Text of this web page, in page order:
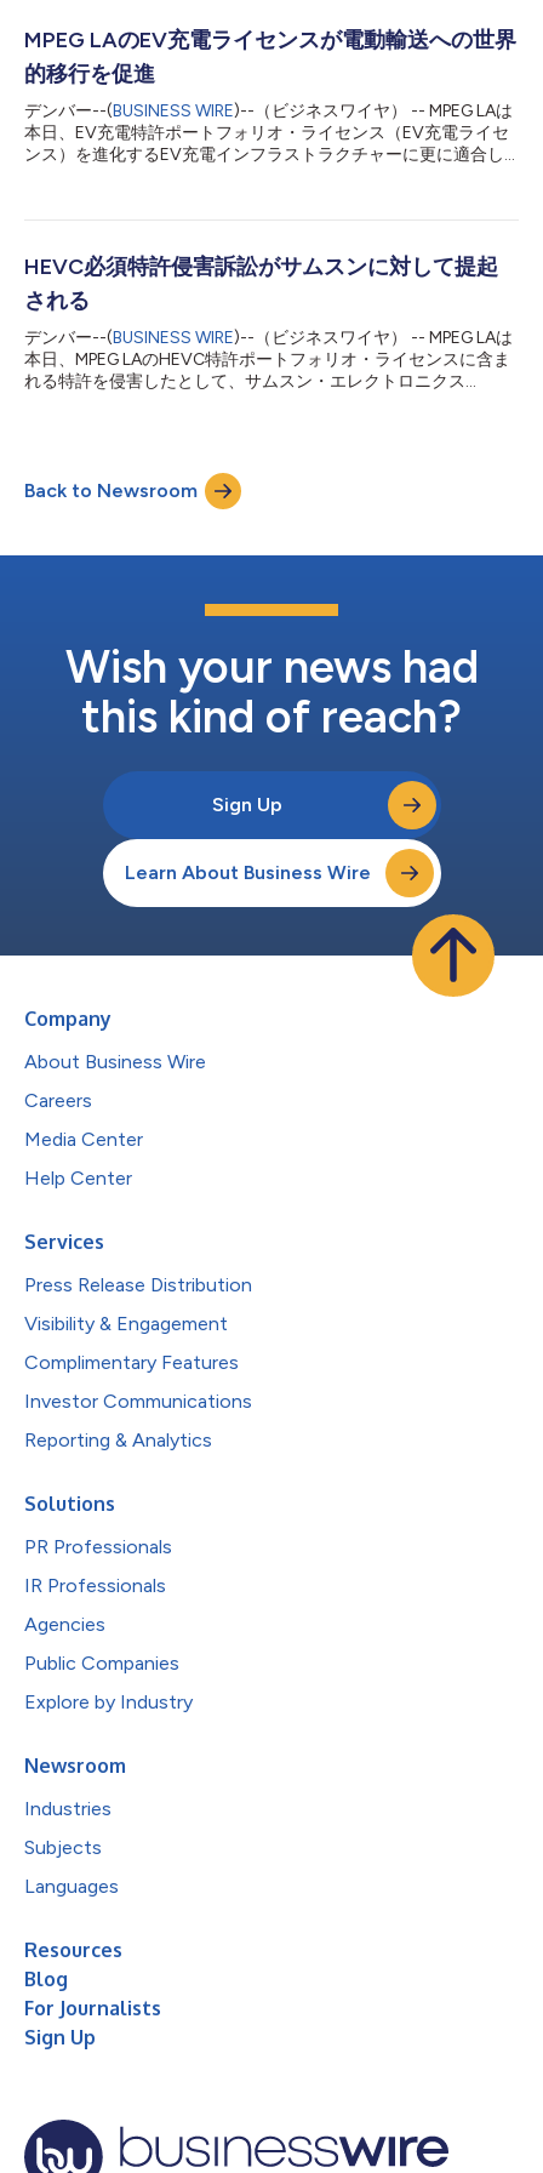
許権行使訴訟に関連する法的紛争はすべて解決されたことになり
ます。 MPEG LA, LLC MPEG LAは、標準規格やその他の技術プラ
ットフォームのライセンスをワンストップで提供する世界的大手
のプロバイダーです。1990年代から、現代の特許プールのパイ
オニアとして、家電の歴史上最も広く使われてきた規格作成に貢
献し、他の画期的な技術へのアクセスも拡大しています。同社
は、約120カ国、27,000件以上の特許からなる様々な技術のラ
MPEG LAのEV充電ライセンスが電動輸送への世界
的移行を促進
デンバー--(BUSINESS WIRE)--（ビジネスワイヤ） -- MPEG LAは
本日、EV充電特許ポートフォリオ・ライセンス（EV充電ライセ
ンス）を進化するEV充電インフラストラクチャーに更に適合し
としています。 MPEG LA社長兼最高経営責任者（CEO）のラリ
急速に移行し、世界各地の自動車、幹線道路やコミュニティーに
頃なネットワークが用意される中で、MPEG LAのEV充電特許プ
ールは、実装者が基盤的な知的財産を合理的な条件で利用できる
ように保証します。これは、運用の自由、訴訟リスクの低減、事
業計画の予測可能性を市場に提供する秩序ある移行に必要な要素
です。」 世界的なEV充電展開を支えるため、MPEG LAのMPEG
HEVC必須特許侵害訴訟がサムスンに対して提起
される
デンバー--(BUSINESS WIRE)--（ビジネスワイヤ） -- MPEG LAは
本日、MPEG LAのHEVC特許ポートフォリオ・ライセンスに含ま
れる特許を侵害したとして、サムスン・エレクトロニクス
をエンコードおよびデコードする製品に用いられるデジタルビデ
オコーディング規格HEVC（H.265およびMPEG-H Part 2とも呼ば
れる）に不可欠です。 訴状によると、サムスン・エレクトロニ
年3月に契約を終了するまで、MPEG LAのHEVC特許ポートフォ
サムスンは契約終了後もライセンスなしで、特許で保護された
HEVC方式を使用するスマートフォン、タブレット、テレビなど
損害賠償、訴訟費用を求める法的措置は、Krieger Me...
Back to Newsroom
Wish your news had
this kind of reach?
Sign Up
Learn About Business Wire
Company
About Business Wire
Careers
Media Center
Help Center
Services
Press Release Distribution
Visibility & Engagement
Complimentary Features
Investor Communications
Reporting & Analytics
Solutions
PR Professionals
IR Professionals
Agencies
Public Companies
Explore by Industry
Newsroom
Industries
Subjects
Languages
Resources
Blog
For Journalists
Sign Up